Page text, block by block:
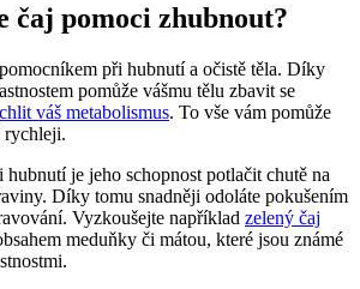
čaj pomoci zhubnout?
při hubnutí a očistě​ těla. Díky
pomůže ⁢vášmu tělu zbavit se
váš metabolismus. To⁤ vše ‌vám pomůže
rychleji.
​je jeho schopnost ⁢potlačit chutě na
Díky tomu snadněji odoláte pokušením‍
Vyzkoušejte například zelený čaj
meduňky​ či mátou,⁤ které⁤ jsou známé